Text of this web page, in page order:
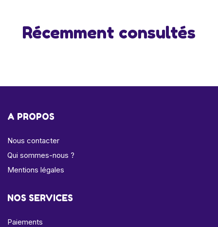
Récemment consultés
A PROPOS
Nous contacter
Qui sommes-nous ?
Mentions légales
NOS SERVICES
Paiements